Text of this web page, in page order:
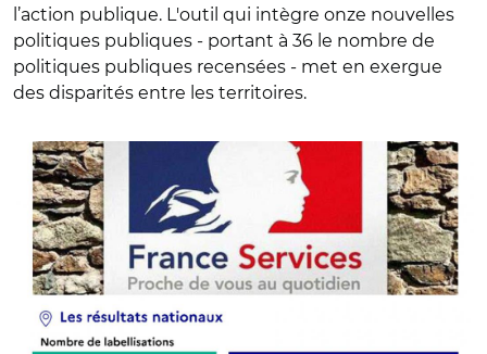
l’action publique. L'outil qui intègre onze nouvelles
politiques publiques - portant à 36 le nombre de
politiques publiques recensées - met en exergue
des disparités entre les territoires.
© Ministère de la transformation et de la fonction